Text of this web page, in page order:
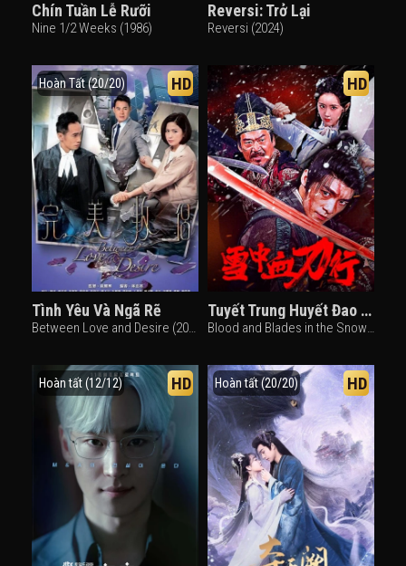
Chín Tuần Lễ Rưỡi
Nine 1/2 Weeks (1986)
Reversi: Trở Lại
Reversi (2024)
Hoàn Tất (20/20) HD
Tình Yêu Và Ngã Rẽ
Between Love and Desire (2016)
HD
Tuyết Trung Huyết Đao Hành
Blood and Blades in the Snow (2025)
Hoàn tất (12/12) HD Hoàn tất (20/20) HD